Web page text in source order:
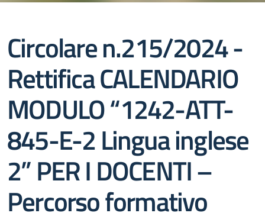
Circolare n.215/2024 -
Rettifica CALENDARIO
MODULO “1242-ATT-
845-E-2 Lingua inglese
2” PER I DOCENTI –
Percorso formativo